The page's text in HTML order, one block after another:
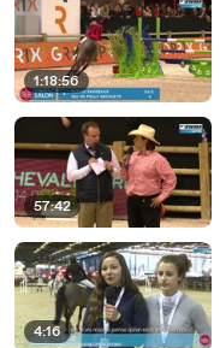
1:18:56
57:42
4:16